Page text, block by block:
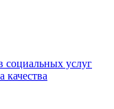
социальных услуг
качества